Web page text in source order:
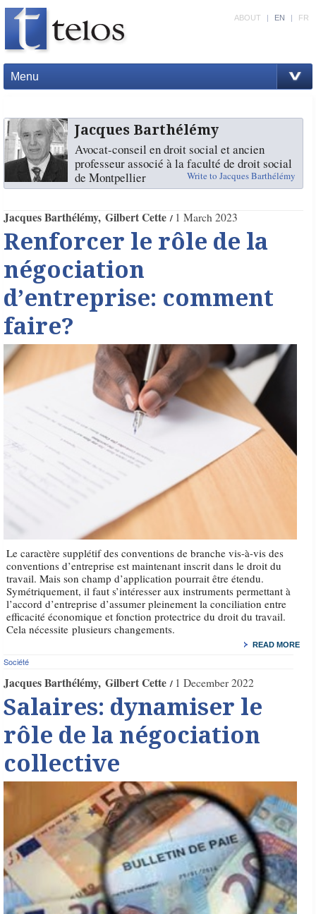
Menu
ABOUT | EN | FR
Jacques Barthélémy
Avocat-conseil en droit social et ancien
professeur associé à la faculté de droit social
de Montpellier
Write to Jacques Barthélémy
Jacques Barthélémy Gilbert Cette 1 March 2023
Renforcer le rôle de la
négociation
d’entreprise: comment
faire?
Le caractère supplétif des conventions de branche vis-à-vis des
conventions d’entreprise est maintenant inscrit dans le droit du
travail. Mais son champ d’application pourrait être étendu.
Symétriquement, il faut s’intéresser aux instruments permettant à
l’accord d’entreprise d’assumer pleinement la conciliation entre
efficacité économique et fonction protectrice du droit du travail.
Cela nécessite plusieurs changements.
READ MORE
Société
Jacques Barthélémy Gilbert Cette 1 December 2022
Salaires: dynamiser le
rôle de la négociation
collective